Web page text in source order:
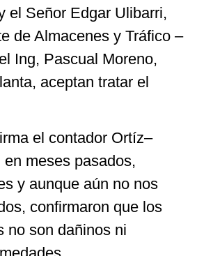
el Señor Edgar Ulibarri,
de Almacenes y Tráfico –
Ing, Pascual Moreno,
aceptan tratar el
el contador Ortíz–
meses pasados,
y aunque aún no nos
confirmaron que los
no son dañinos ni